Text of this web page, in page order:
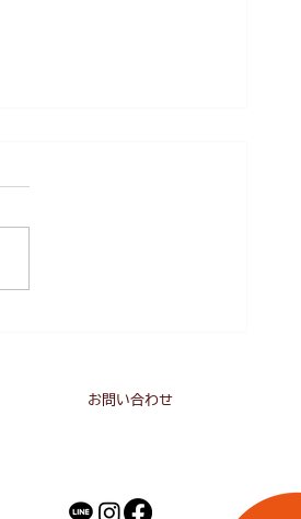
です」 マザーテレサ氏
お問い合わせ